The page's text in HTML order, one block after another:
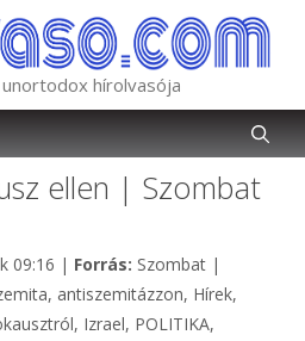
hírolvasója
ellen | Szombat
09:16 | Forrás: Kategória
Szombat |
, antiszemitázzon, Hírek,
, Izrael, POLITIKA,